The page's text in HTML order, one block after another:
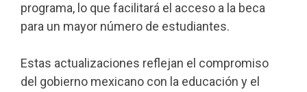
programa, lo que facilitará el acceso a la beca
para un mayor número de estudiantes.
Estas actualizaciones reflejan el compromiso
del gobierno mexicano con la educación y el